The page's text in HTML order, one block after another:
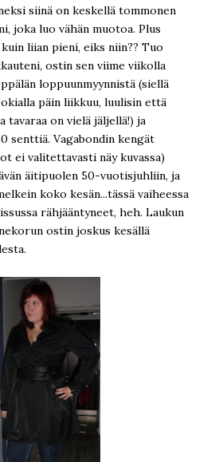
siinä on keskellä tommonen
joka luo vähän muotoa. Plus
liian pieni, eiks niin?? Tuo
ostin sen viime viikolla
loppuunmyynnistä (siellä
päin liikkuu, luulisin että
tavaraa on vielä jäljellä!) ja
senttiä. Vagabondin kengät
ei valitettavasti näy kuvassa)
äitipuolen 50-vuotisjuhliin, ja
koko kesän...tässä vaiheessa
rähjääntyneet, heh. Laukun
ostin joskus kesällä